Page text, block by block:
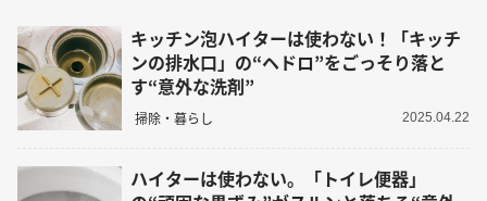
キッチン泡ハイターは使わない！「キッチ
ンの排水口」の“ヘドロ”をごっそり落と
す“意外な洗剤”
掃除・暮らし 2025.04.22
ハイターは使わない。「トイレ便器」